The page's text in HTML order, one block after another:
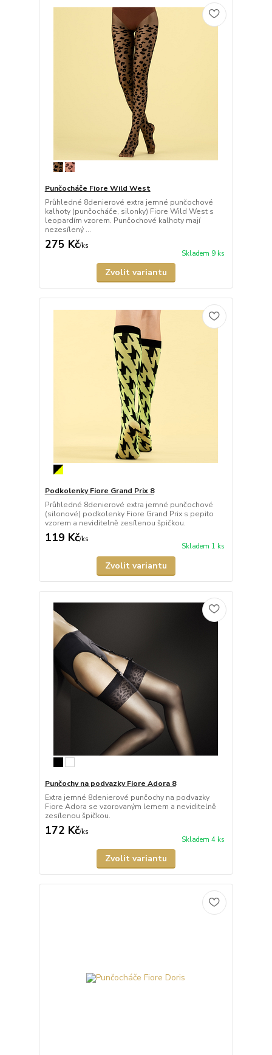
Punčocháče Fiore Wild West
Průhledné 8denierové extra jemné punčochové
kalhoty (punčocháče, silonky) Fiore Wild West s
leopardím vzorem. Punčochové kalhoty mají
nezesílený ...
275 Kč/ks
Skladem 9 ks
Zvolit variantu
Podkolenky Fiore Grand Prix 8
Průhledné 8denierové extra jemné punčochové
(silonové) podkolenky Fiore Grand Prix s pepito
vzorem a neviditelně zesílenou špičkou.
119 Kč/ks
Skladem 1 ks
Zvolit variantu
Punčochy na podvazky Fiore Adora 8
Extra jemné 8denierové punčochy na podvazky
Fiore Adora se vzorovaným lemem a neviditelně
zesílenou špičkou.
172 Kč/ks
Skladem 4 ks
Zvolit variantu